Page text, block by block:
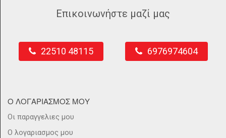
Επικοινωνήστε μαζί μας
22510 48115 6976974604
Ο ΛΟΓΑΡΙΑΣΜΟΣ ΜΟΥ
Οι παραγγελιες μου
Ο λογαριασμος μου